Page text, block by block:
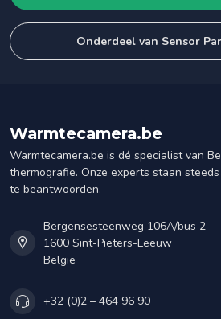
Onderdeel van Sensor
Warmtecamera.be
Warmtecamera.be is dé specialist van
thermografie. Onze experts staan
te beantwoorden.
Bergensesteenweg 106A/bus 2
1600 Sint-Pieters-Leeuw
België
+32 (0)2 – 464 96 90